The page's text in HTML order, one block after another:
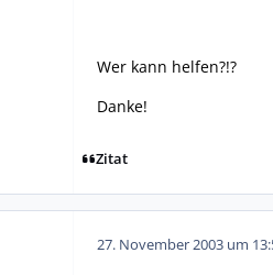
Wer kann helfen?!?
Danke!
Zitat
27. November 2003 um